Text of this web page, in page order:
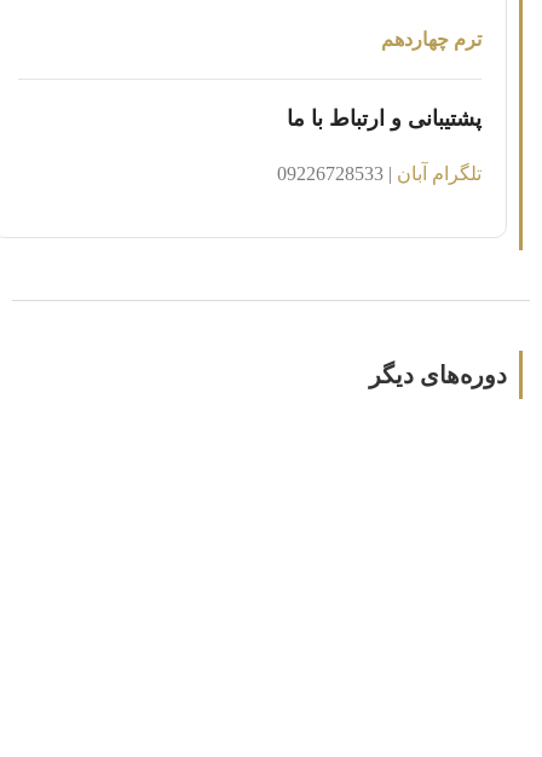
ترم چهاردهم
پشتیبانی و ارتباط با ما
تلگرام آبان | 09226728533
دوره‌های دیگر